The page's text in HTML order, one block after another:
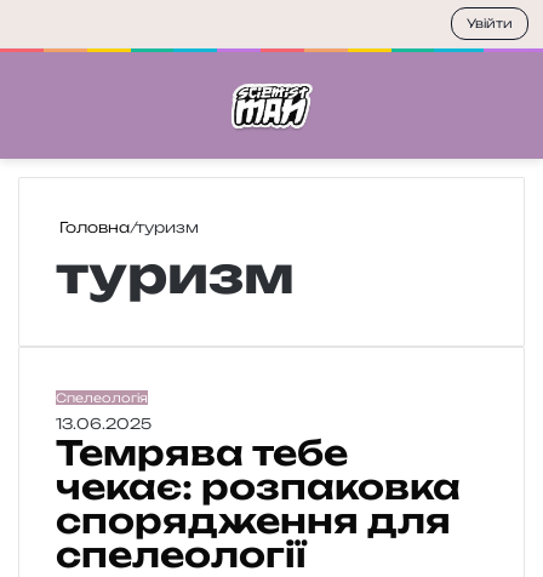
Головна/туризм
туризм
Т
е
м
я
в
а
Спелеологія
13.06.2025
Темрява тебе
чекає: розпаковка
спорядження для
спелеології
Увійти